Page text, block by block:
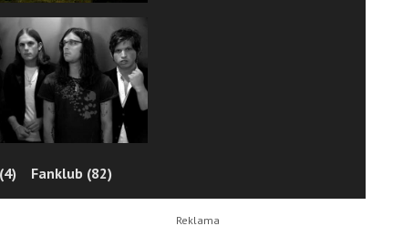
Fanklub (82)